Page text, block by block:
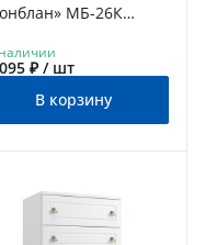
МБ-26К
₽ / шт
В корзину